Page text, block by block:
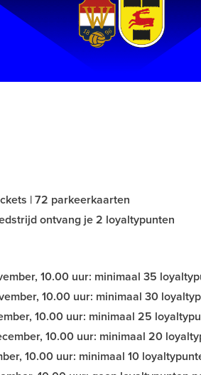
| 72 parkeerkaarten
ontvang je 2 loyaltypunten
10.00 uur: minimaal 35
10.00 uur: minimaal 30
10.00 uur: minimaal 25
10.00 uur: minimaal 20
10.00 uur: minimaal 10